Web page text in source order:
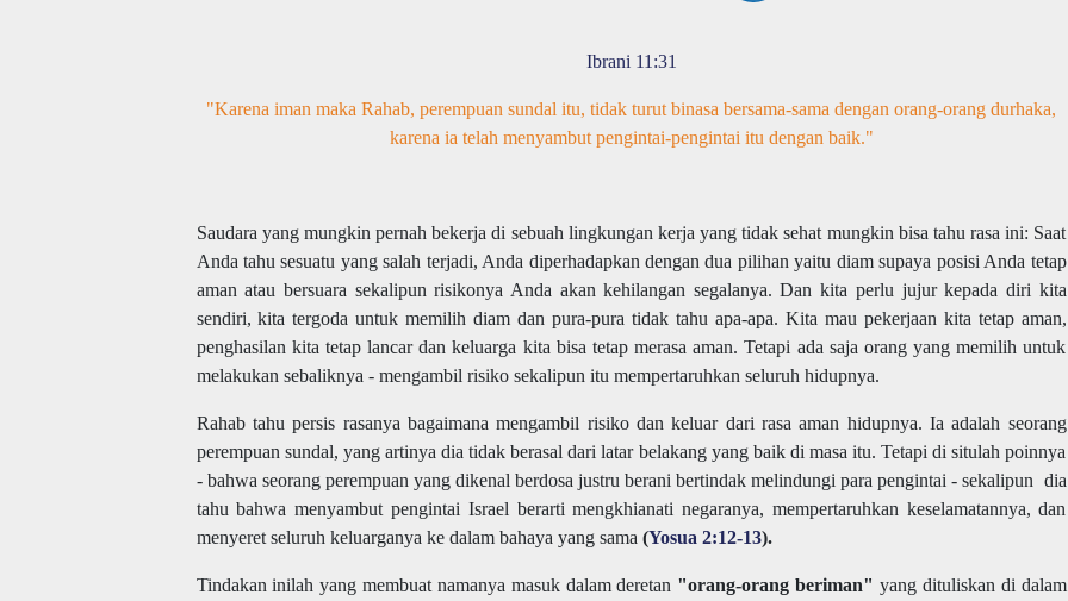
Ibrani 11:31
"Karena iman maka Rahab, perempuan sundal itu, tidak turut binasa bersama-sama dengan orang-orang durhaka,
karena ia telah menyambut pengintai-pengintai itu dengan baik."
Saudara yang mungkin pernah bekerja di sebuah lingkungan kerja yang tidak sehat mungkin bisa tahu rasa ini: Saat
Anda tahu sesuatu yang salah terjadi, Anda diperhadapkan dengan dua pilihan yaitu diam supaya posisi Anda tetap
aman atau bersuara sekalipun risikonya Anda akan kehilangan segalanya. Dan kita perlu jujur kepada diri kita
sendiri, kita tergoda untuk memilih diam dan pura-pura tidak tahu apa-apa. Kita mau pekerjaan kita tetap aman,
penghasilan kita tetap lancar dan keluarga kita bisa tetap merasa aman. Tetapi ada saja orang yang memilih untuk
melakukan sebaliknya - mengambil risiko sekalipun itu mempertaruhkan seluruh hidupnya.
Rahab tahu persis rasanya bagaimana mengambil risiko dan keluar dari rasa aman hidupnya. Ia adalah seorang
perempuan sundal, yang artinya dia tidak berasal dari latar belakang yang baik di masa itu. Tetapi di situlah poinnya
- bahwa seorang perempuan yang dikenal berdosa justru berani bertindak melindungi para pengintai - sekalipun dia
tahu bahwa menyambut pengintai Israel berarti mengkhianati negaranya, mempertaruhkan keselamatannya, dan
menyeret seluruh keluarganya ke dalam bahaya yang sama (Yosua 2:12-13).
Tindakan inilah yang membuat namanya masuk dalam deretan "orang-orang beriman" yang dituliskan di dalam